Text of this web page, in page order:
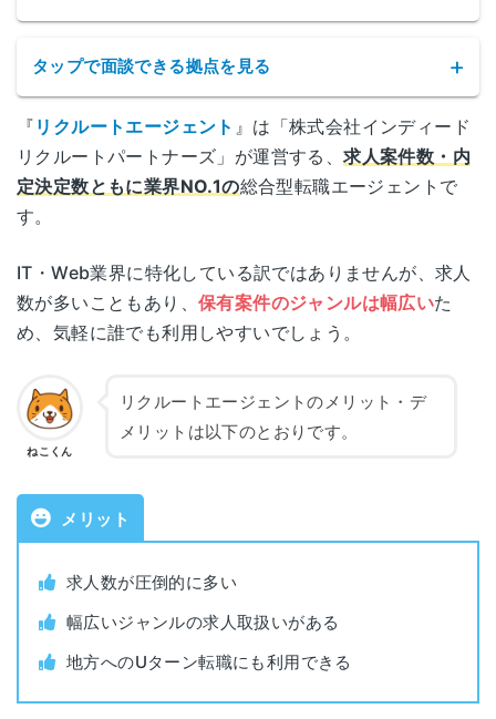
サービス名 リクルートエージェント
運営会社
株式会社インディードリクルートパート
ナーズ
職業紹介事業
許可番号
13-ユ-317880
対象年代
利用料金
公開求人数 729,692件（2026年1月時点）
タップで面談できる拠点を見る
リクルートエージェントの拠点
東京
(丸の内)
東京都千代田区丸の内1-9-2
横浜
神奈川県横浜市西区高島2-19-12
スカイビル 16階
埼玉
大宮下町1丁目ビル 6階
宮みらいスクエア 2F
アスティ45ビル 10階
仙台
仙台トラストタワー 11F
『 リクルートエージェント 』は「株式会社インディード
リクルートパートナーズ」が運営する、求人案件数・内
定決定数ともに業界NO.1の総合型転職エージェントで
す。
IT・Web業界に特化している訳ではありませんが、求人
数が多いこともあり、 保有案件のジャンルは幅広いた
め、気軽に誰でも利用しやすいでしょう。
ねこくん
リクルートエージェントのメリット・デ
メリットは以下のとおりです。
メリット
求人数が圧倒的に多い
幅広いジャンルの求人取扱いがある
地方へのUターン転職にも利用できる